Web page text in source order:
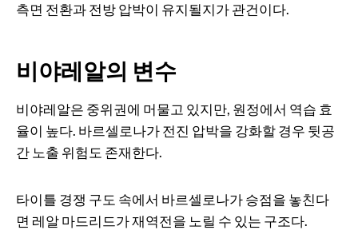
측면 전환과 전방 압박이 유지될지가 관건이다.
비야레알의 변수
비야레알은 중위권에 머물고 있지만, 원정에서 역습 효
율이 높다. 바르셀로나가 전진 압박을 강화할 경우 뒷공
간 노출 위험도 존재한다.
타이틀 경쟁 구도 속에서 바르셀로나가 승점을 놓친다
면 레알 마드리드가 재역전을 노릴 수 있는 구조다.